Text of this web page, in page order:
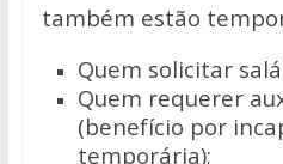
também estão
Quem solicitar
Quem requerer
(benefício por
temporária);